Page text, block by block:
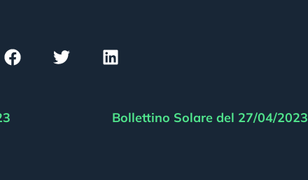
Bollettino Solare del 27/04/2023